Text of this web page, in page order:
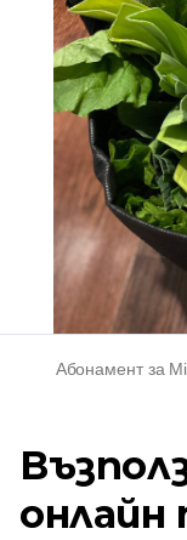
Абонамент за